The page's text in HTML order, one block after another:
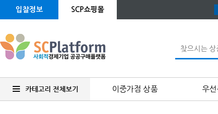
입찰정보 SCP쇼핑몰
이중가점 상품 우